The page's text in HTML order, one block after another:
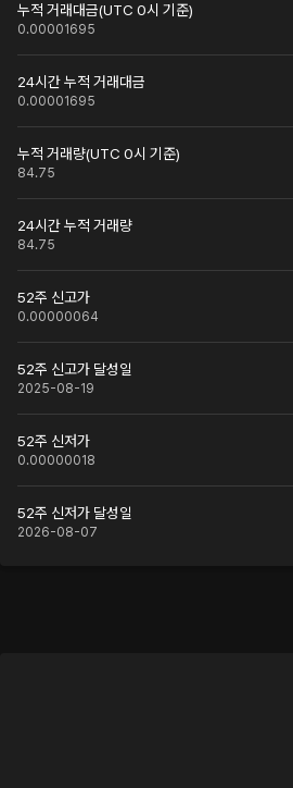
누적 거래대금(UTC 0시 기준)
0.00001695
24시간 누적 거래대금
0.00001695
누적 거래량(UTC 0시 기준)
84.75
24시간 누적 거래량
84.75
52주 신고가
0.00000064
52주 신고가 달성일
2025-08-19
52주 신저가
0.00000018
52주 신저가 달성일
2026-08-07